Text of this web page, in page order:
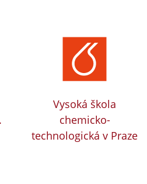
Vysoká škola
chemicko-
technologická v Praze